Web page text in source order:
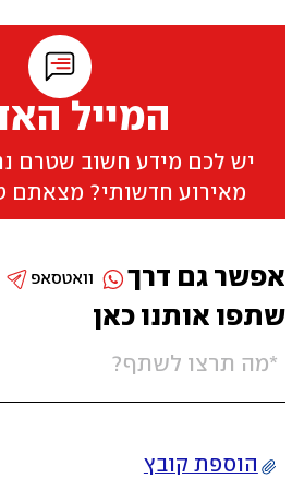
המייל
יש לכם מידע חשוב שטרם
מאירוע חדשותי? מצאתם
שתפו אותנו כאן
הוספת קובץ
אפשר גם דרך וואטסאפ